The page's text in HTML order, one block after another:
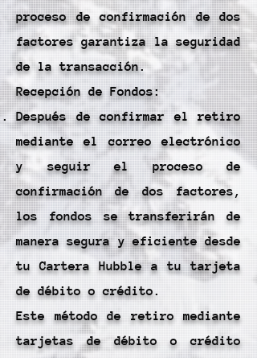
proceso de confirmación de dos
factores garantiza la seguridad
de la transacción.
Recepción de Fondos:
Después de confirmar el retiro
mediante el correo electrónico
y seguir el proceso de
confirmación de dos factores,
los fondos se transferirán de
manera segura y eficiente desde
tu Cartera Hubble a tu tarjeta
de débito o crédito.
Este método de retiro mediante
tarjetas de débito o crédito